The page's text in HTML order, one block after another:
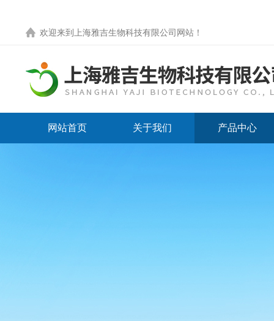
欢迎来到 上海雅吉生物科技有限公司网站 ！
网站首页 关于我们 产品中心